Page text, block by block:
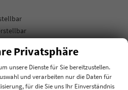
Typ C) für 2.Sitzreihe
Privatsphäre
unsere Dienste für Sie bereitzustellen.
und verarbeiten nur die Daten für
für die Sie uns Ihr Einverständnis